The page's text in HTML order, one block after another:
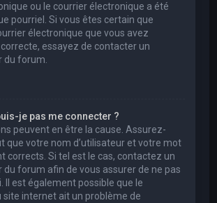
ou le courrier électronique a été
pourriel. Si vous êtes certain que
électronique que vous avez
essayez de contacter un
du forum.
je pas me connecter ?
peuvent en être la cause. Assurez-
que votre nom d’utilisateur et votre mot
corrects. Si tel est le cas, contactez un
forum afin de vous assurer de ne pas
Il est également possible que le
site internet ait un problème de